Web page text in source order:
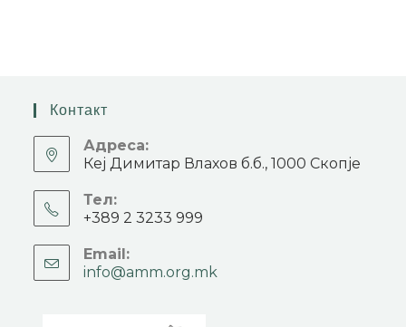
Контакт
Адреса:
Кеј Димитар Влахов б.б., 1000 Скопје
Тел:
+389 2 3233 999
Email:
info@amm.org.mk